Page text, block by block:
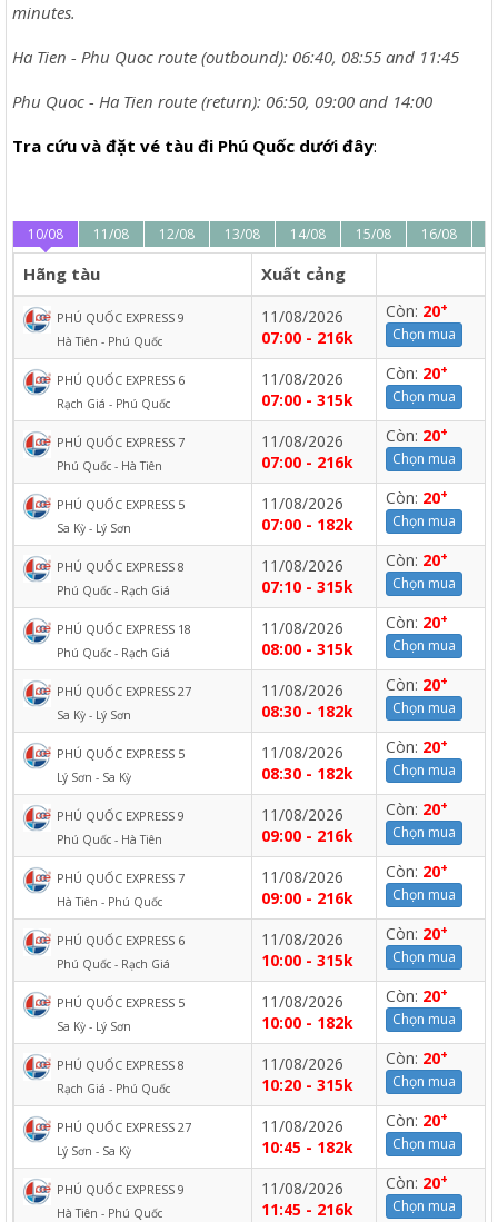
minutes.
Ha Tien - Phu Quoc route (outbound): 06:40, 08:55 and 11:45
Phu Quoc - Ha Tien route (return): 06:50, 09:00 and 14:00
Tra cứu và đặt vé tàu đi Phú Quốc dưới đây:
10/08 11/08 12/08 13/08 14/08 15/08 16/08
Hãng tàu Xuất cảng
PHÚ QUỐC EXPRESS 9
Hà Tiên - Phú Quốc
11/08/2026
07:00 - 216k
Còn: 20+
Chọn mua
PHÚ QUỐC EXPRESS 6
Rạch Giá - Phú Quốc
11/08/2026
07:00 - 315k
Còn: 20+
Chọn mua
PHÚ QUỐC EXPRESS 7
Phú Quốc - Hà Tiên
11/08/2026
07:00 - 216k
Còn: 20+
Chọn mua
PHÚ QUỐC EXPRESS 5
Sa Kỳ - Lý Sơn
11/08/2026
07:00 - 182k
Còn: 20+
Chọn mua
PHÚ QUỐC EXPRESS 8
Phú Quốc - Rạch Giá
11/08/2026
07:10 - 315k
Còn: 20+
Chọn mua
PHÚ QUỐC EXPRESS 18
Phú Quốc - Rạch Giá
11/08/2026
08:00 - 315k
Còn: 20+
Chọn mua
PHÚ QUỐC EXPRESS 27
Sa Kỳ - Lý Sơn
11/08/2026
08:30 - 182k
Còn: 20+
Chọn mua
PHÚ QUỐC EXPRESS 5
Lý Sơn - Sa Kỳ
11/08/2026
08:30 - 182k
Còn: 20+
Chọn mua
PHÚ QUỐC EXPRESS 9
Phú Quốc - Hà Tiên
11/08/2026
09:00 - 216k
Còn: 20+
Chọn mua
PHÚ QUỐC EXPRESS 7
Hà Tiên - Phú Quốc
11/08/2026
09:00 - 216k
Còn: 20+
Chọn mua
PHÚ QUỐC EXPRESS 6
Phú Quốc - Rạch Giá
11/08/2026
10:00 - 315k
Còn: 20+
Chọn mua
PHÚ QUỐC EXPRESS 5
Sa Kỳ - Lý Sơn
11/08/2026
10:00 - 182k
Còn: 20+
Chọn mua
PHÚ QUỐC EXPRESS 8
Rạch Giá - Phú Quốc
11/08/2026
10:20 - 315k
Còn: 20+
Chọn mua
PHÚ QUỐC EXPRESS 27
Lý Sơn - Sa Kỳ
11/08/2026
10:45 - 182k
Còn: 20+
Chọn mua
PHÚ QUỐC EXPRESS 9
Hà Tiên - Phú Quốc
11/08/2026
11:45 - 216k
Còn: 20+
Chọn mua